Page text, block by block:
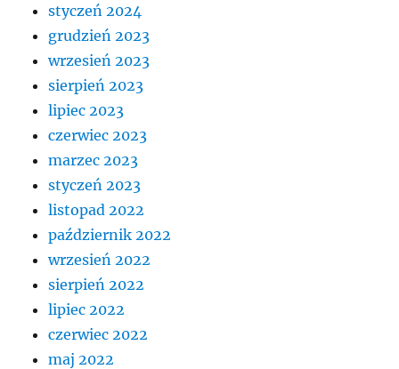
styczeń 2024
grudzień 2023
wrzesień 2023
sierpień 2023
lipiec 2023
czerwiec 2023
marzec 2023
styczeń 2023
listopad 2022
październik 2022
wrzesień 2022
sierpień 2022
lipiec 2022
czerwiec 2022
maj 2022